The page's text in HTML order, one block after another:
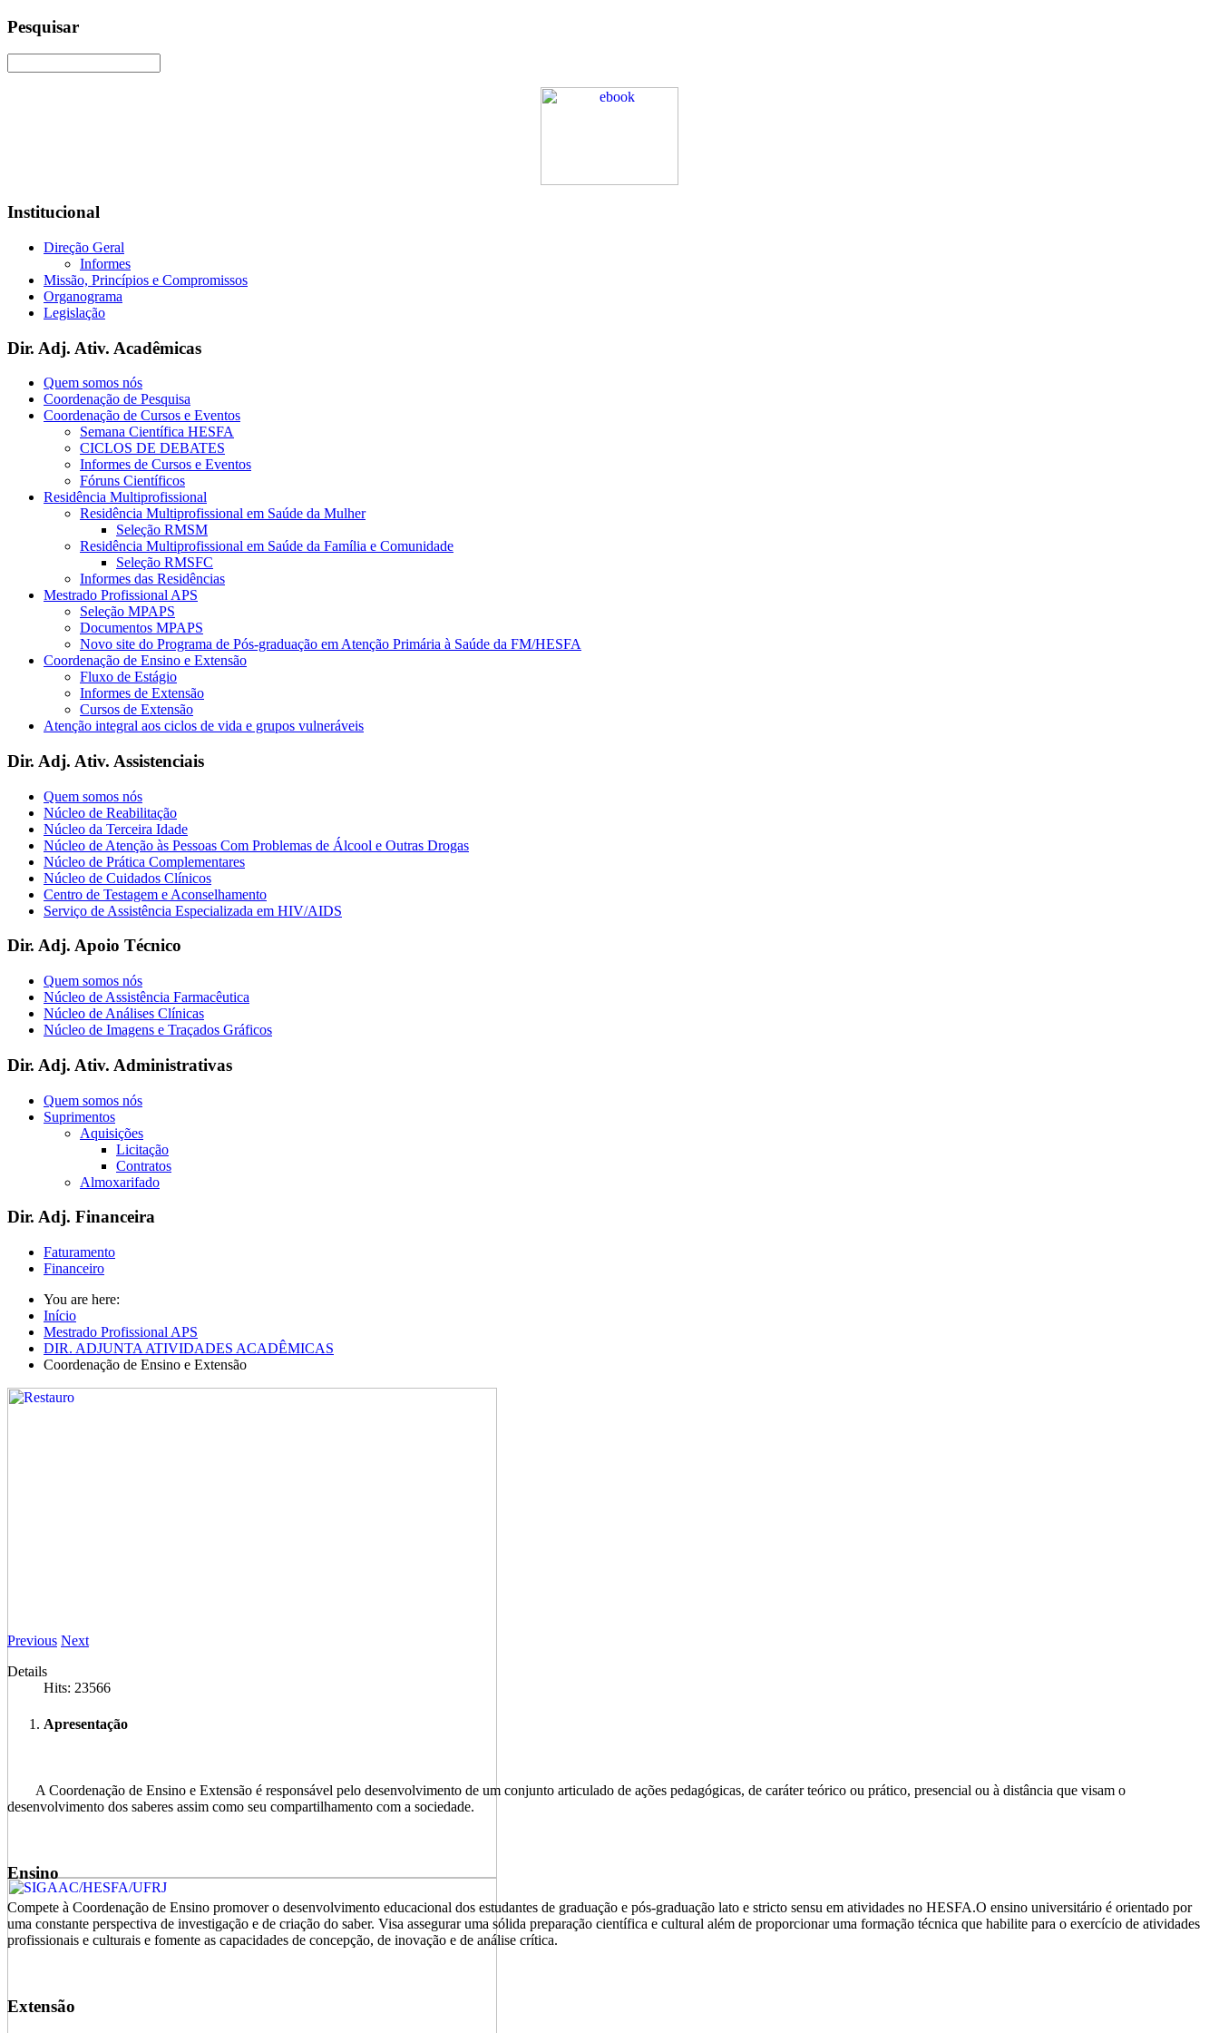
Pesquisar
Institucional
Direção Geral
Informes
Missão, Princípios e Compromissos
Organograma
Legislação
Dir. Adj. Ativ. Acadêmicas
Quem somos nós
Coordenação de Pesquisa
Coordenação de Cursos e Eventos
Semana Científica HESFA
CICLOS DE DEBATES
Informes de Cursos e Eventos
Fóruns Científicos
Residência Multiprofissional
Residência Multiprofissional em Saúde da Mulher
Seleção RMSM
Residência Multiprofissional em Saúde da Família e Comunidade
Seleção RMSFC
Informes das Residências
Mestrado Profissional APS
Seleção MPAPS
Documentos MPAPS
Novo site do Programa de Pós-graduação em Atenção Primária à Saúde da FM/HESFA
Coordenação de Ensino e Extensão
Fluxo de Estágio
Informes de Extensão
Cursos de Extensão
Atenção integral aos ciclos de vida e grupos vulneráveis
Dir. Adj. Ativ. Assistenciais
Quem somos nós
Núcleo de Reabilitação
Núcleo da Terceira Idade
Núcleo de Atenção às Pessoas Com Problemas de Álcool e Outras Drogas
Núcleo de Prática Complementares
Núcleo de Cuidados Clínicos
Centro de Testagem e Aconselhamento
Serviço de Assistência Especializada em HIV/AIDS
Dir. Adj. Apoio Técnico
Quem somos nós
Núcleo de Assistência Farmacêutica
Núcleo de Análises Clínicas
Núcleo de Imagens e Traçados Gráficos
Dir. Adj. Ativ. Administrativas
Quem somos nós
Suprimentos
Aquisições
Licitação
Contratos
Almoxarifado
Dir. Adj. Financeira
Faturamento
Financeiro
You are here:
Início
Mestrado Profissional APS
DIR. ADJUNTA ATIVIDADES ACADÊMICAS
Coordenação de Ensino e Extensão
Previous Next
Details
Hits: 23566
Apresentação
A Coordenação de Ensino e Extensão é responsável pelo desenvolvimento de um conjunto articulado de ações pedagógicas, de caráter teórico ou prático, presencial ou à distância que visam o
desenvolvimento dos saberes assim como seu compartilhamento com a sociedade.
Ensino
Compete à Coordenação de Ensino promover o desenvolvimento educacional dos estudantes de graduação e pós-graduação lato e stricto sensu em atividades no HESFA.O ensino universitário é orientado por
uma constante perspectiva de investigação e de criação do saber. Visa assegurar uma sólida preparação científica e cultural além de proporcionar uma formação técnica que habilite para o exercício de atividades
profissionais e culturais e fomente as capacidades de concepção, de inovação e de análise crítica.
Extensão